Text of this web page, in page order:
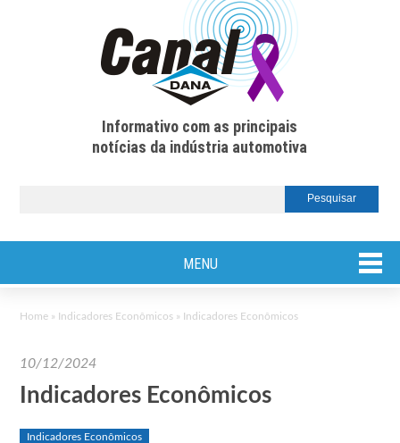
Informativo com as principais
notícias da indústria automotiva
MENU
Home » Indicadores Econômicos » Indicadores Econômicos
10/12/2024
Indicadores Econômicos
Indicadores Econômicos